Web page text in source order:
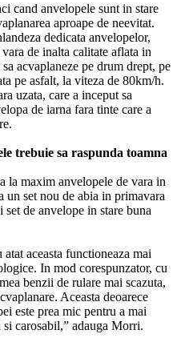
cand anvelopele sunt in stare
aproape de neevitat.
dedicata anvelopelor,
de inalta calitate aflata in
acvaplaneze pe drum drept, pe
pe asfalt, la viteza de 80km/h.
uzata, care a inceput sa
de iarna fara tinte care a
trebuie sa raspunda toamna
la maxim anvelopele de vara in
un set nou de abia in primavara
de anvelope in stare buna
aceasta functioneaza mai
In mod corespunzator, cu
benzii de rulare mai scazuta,
Aceasta deoarece
este prea mic pentru a mai
si carosabil,” adauga Morri.